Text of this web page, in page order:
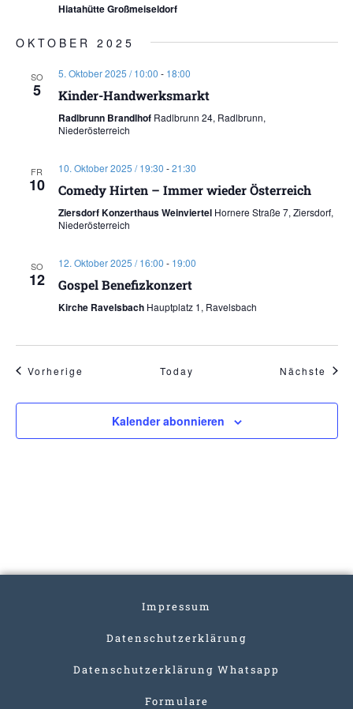
Hiatahütte Großmeiseldorf
OKTOBER 2025
SO
5
5. Oktober 2025 / 10:00 - 18:00
Kinder-Handwerksmarkt
Radlbrunn Brandlhof Radlbrunn 24, Radlbrunn,
Niederösterreich
FR
10
10. Oktober 2025 / 19:30 -21:30
Comedy Hirten – Immer wieder Österreich
Ziersdorf Konzerthaus Weinviertel Hornere Straße 7, Ziersdorf,
Niederösterreich
SO
12
12. Oktober 2025 / 16:00 - 19:00
Gospel Benefizkonzert
Kirche Ravelsbach Hauptplatz 1, Ravelsbach
Vorherige VeranstaltungenToday Nächste
Kalender abonnieren
Impressum
Datenschutzerklärung
Datenschutzerklärung Whatsapp
Formulare